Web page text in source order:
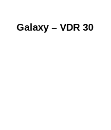
Galaxy – VDR 30